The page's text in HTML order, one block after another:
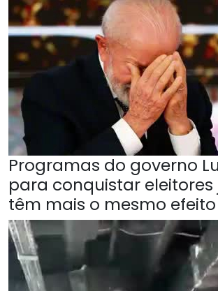
Programas do governo
para conquistar eleitores
têm mais o mesmo efeito